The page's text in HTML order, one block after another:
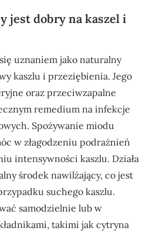
jest dobry na kaszel i
uznaniem jako naturalny
kaszlu i przeziębienia. Jego
oraz przeciwzapalne
remedium na infekcje
Spożywanie miodu
w złagodzeniu podrażnień
intensywności kaszlu. Działa
środek nawilżający, co jest
suchego kaszlu.
samodzielnie lub w
takimi jak cytryna